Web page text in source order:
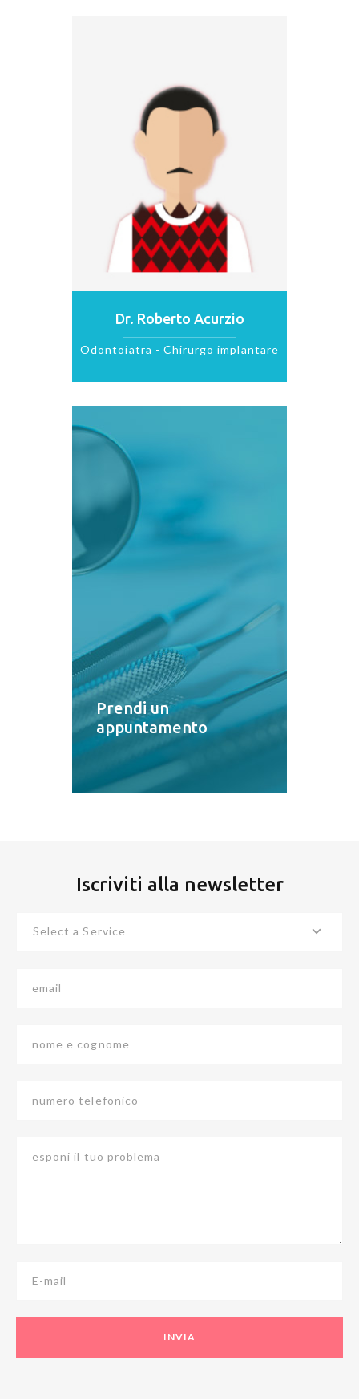
Dr. Roberto Acurzio
Odontoiatra - Chirurgo implantare
Prendi un
appuntamento
Iscriviti alla newsletter
Select a Service
email
nome e cognome
numero telefonico
esponi il tuo problema
E-mail
INVIA